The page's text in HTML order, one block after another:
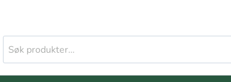
Søk
etter: